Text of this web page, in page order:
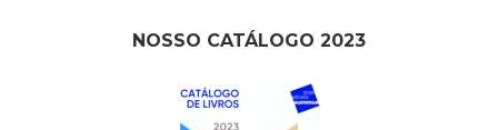
NOSSO CATÁLOGO 2023